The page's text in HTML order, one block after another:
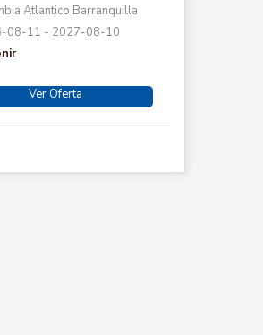
Atlantico Barranquilla
08-11 - 2027-08-10
Ver Oferta